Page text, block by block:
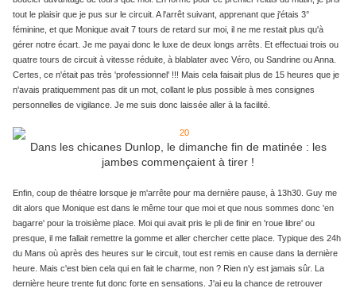
tout le plaisir que je pus sur le circuit. A l'arrêt suivant, apprenant que j'étais 3°
féminine, et que Monique avait 7 tours de retard sur moi, il ne me restait plus qu'à
gérer notre écart. Je me payai donc le luxe de deux longs arrêts. Et effectuai trois ou
quatre tours de circuit à vitesse réduite, à blablater avec Véro, ou Sandrine ou Anna.
Certes, ce n'était pas très 'professionnel' !!! Mais cela faisait plus de 15 heures que je
n'avais pratiquemment pas dit un mot, collant le plus possible à mes consignes
personnelles de vigilance. Je me suis donc laissée aller à la facilité.
Dans les chicanes Dunlop, le dimanche fin de matinée : les
jambes commençaient à tirer !
Enfin, coup de théatre lorsque je m'arrête pour ma dernière pause, à 13h30. Guy me
dit alors que Monique est dans le même tour que moi et que nous sommes donc 'en
bagarre' pour la troisième place. Moi qui avait pris le pli de finir en 'roue libre' ou
presque, il me fallait remettre la gomme et aller chercher cette place. Typique des 24h
du Mans où après des heures sur le circuit, tout est remis en cause dans la dernière
heure. Mais c'est bien cela qui en fait le charme, non ? Rien n'y est jamais sûr. La
dernière heure trente fut donc forte en sensations. J'ai eu la chance de retrouver